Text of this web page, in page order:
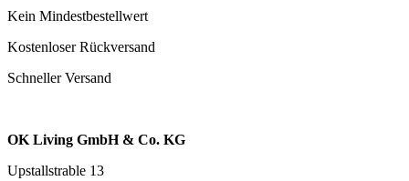
Kein Mindestbestellwert
Kostenloser Rückversand
Schneller Versand
OK Living GmbH & Co. KG
Upstallstrable 13